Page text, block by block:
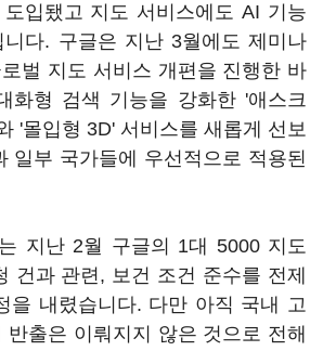
입됐고 지도 서비스에도 AI 기능
다. 구글은 지난 3월에도 제미나
벌 지도 서비스 개편을 진행한 바
화형 검색 기능을 강화한 '애스크
'몰입형 3D' 서비스를 새롭게 선보
일부 국가들에 우선적으로 적용된
지난 2월 구글의 1대 5000 지도
건과 관련, 보건 조건 준수를 전제
을 내렸습니다. 다만 아직 국내 고
반출은 이뤄지지 않은 것으로 전해